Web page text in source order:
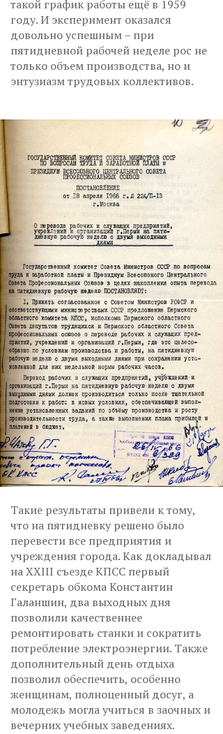
такой график работы ещё в 1959
году. И эксперимент оказался
довольно успешным – при
пятидневной рабочей неделе рос не
только объем производства, но и
энтузиазм трудовых коллективов.
Такие результаты привели к тому,
что на пятидневку решено было
перевести все предприятия и
учреждения города. Как докладывал
на XXIII съезде КПСС первый
секретарь обкома Константин
Галаншин, два выходных дня
позволили качественнее
ремонтировать станки и сократить
потребление электроэнергии. Также
дополнительный день отдыха
позволил обеспечить, особенно
женщинам, полноценный досуг, а
молодежь могла учиться в заочных и
вечерних учебных заведениях.